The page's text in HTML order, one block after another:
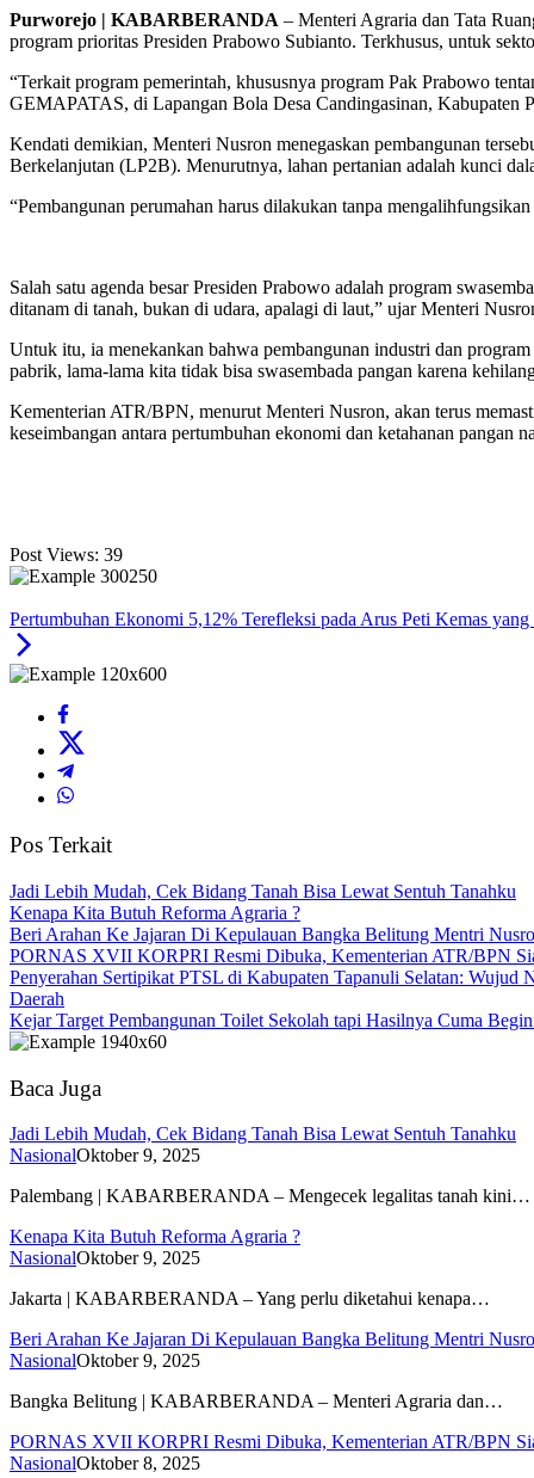
Purworejo | KABARBERANDA – Menteri Agraria dan Tata
program prioritas Presiden Prabowo Subianto. Terkhusus, untuk
“Terkait program pemerintah, khususnya program Pak Prabowo
GEMAPATAS, di Lapangan Bola Desa Candingasinan, Kabupaten
Kendati demikian, Menteri Nusron menegaskan pembangunan
Berkelanjutan (LP2B). Menurutnya, lahan pertanian adalah kunci
“Pembangunan perumahan harus dilakukan tanpa
Salah satu agenda besar Presiden Prabowo adalah program
ditanam di tanah, bukan di udara, apalagi di laut,” ujar Menteri
Untuk itu, ia menekankan bahwa pembangunan industri dan
pabrik, lama-lama kita tidak bisa swasembada pangan karena
Kementerian ATR/BPN, menurut Menteri Nusron, akan terus
keseimbangan antara pertumbuhan ekonomi dan ketahanan pangan
Post Views: 39
Pertumbuhan Ekonomi 5,12% Terefleksi pada Arus Peti Kemas
Pos Terkait
Jadi Lebih Mudah, Cek Bidang Tanah Bisa Lewat Sentuh Tanahku
Kenapa Kita Butuh Reforma Agraria ?
Beri Arahan Ke Jajaran Di Kepulauan Bangka Belitung Mentri
PORNAS XVII KORPRI Resmi Dibuka, Kementerian ATR/BPN
Penyerahan Sertipikat PTSL di Kabupaten Tapanuli Selatan: Wujud
Daerah
Kejar Target Pembangunan Toilet Sekolah tapi Hasilnya Cuma
Baca Juga
Jadi Lebih Mudah, Cek Bidang Tanah Bisa Lewat Sentuh Tanahku
NasionalOktober 9, 2025
Palembang | KABARBERANDA – Mengecek legalitas tanah kini…
Kenapa Kita Butuh Reforma Agraria ?
NasionalOktober 9, 2025
Jakarta | KABARBERANDA – Yang perlu diketahui kenapa…
Beri Arahan Ke Jajaran Di Kepulauan Bangka Belitung Mentri
NasionalOktober 9, 2025
Bangka Belitung | KABARBERANDA – Menteri Agraria dan…
PORNAS XVII KORPRI Resmi Dibuka, Kementerian ATR/BPN
NasionalOktober 8, 2025